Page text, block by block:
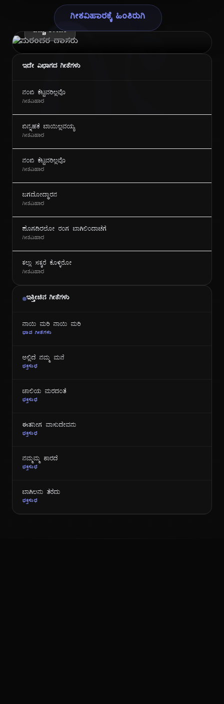
ಗೀ
ಗೀತವಿಹಾರಕ್ಕೆ ಹಿಂತಿರುಗಿ
ಪುರಂದರ ದಾಸರು
ಹೆಚ್ಚು ತಿಳಿಯಿರಿ
ಇದೇ ವಿಭಾಗದ ಗೀತೆಗಳು
ನಂಬಿ ಕೆಟ್ಟವರಿಲ್ಲವೊ
ಗೀತವಿಹಾರ
ಬಿನ್ನಹಕೆ ಬಾಯಿಲ್ಲವಯ್ಯ
ಗೀತವಿಹಾರ
ನಂಬಿ ಕೆಟ್ಟವರಿಲ್ಲವೊ
ಗೀತವಿಹಾರ
ಜಗದೋದ್ಧಾರನ
ಗೀತವಿಹಾರ
ಪೊಗದಿರಲೋ ರಂಗ ಬಾಗಿಲಿಂದಾಚೆಗೆ
ಗೀತವಿಹಾರ
ಕಲ್ಲು ಸಕ್ಕರೆ ಕೊಳ್ಳಿರೋ
ಗೀತವಿಹಾರ
ಇತ್ತೀಚಿನ ಗೀತೆಗಳು
ನಾಯಿ ಮರಿ ನಾಯಿ ಮರಿ
ಭಾವ ಗೀತೆಗಳು
ಅಲ್ಲಿದೆ ನಮ್ಮ ಮನೆ
ಭಕ್ತಿಸುಧೆ
ಜಾಲಿಯ ಮರದಂತೆ
ಭಕ್ತಿಸುಧೆ
ಈತನೀಗ ವಾಸುದೇವನು
ಭಕ್ತಿಸುಧೆ
ನಮ್ಮಮ್ಮ ಶಾರದೆ
ಭಕ್ತಿಸುಧೆ
ಬಾಗಿಲನು ತೆರೆದು
ಭಕ್ತಿಸುಧೆ